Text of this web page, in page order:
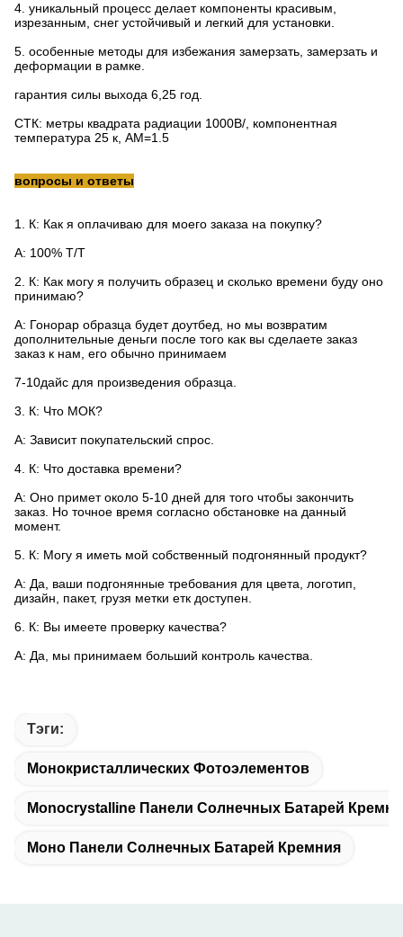
4. уникальный процесс делает компоненты красивым,
изрезанным, снег устойчивый и легкий для установки.
5. особенные методы для избежания замерзать, замерзать и
деформации в рамке.
гарантия силы выхода 6,25 год.
СТК: метры квадрата радиации 1000В/, компонентная
температура 25 к, АМ=1.5
вопросы и ответы
1. К: Как я оплачиваю для моего заказа на покупку?
А: 100% Т/Т
2. К: Как могу я получить образец и сколько времени буду оно
принимаю?
А: Гонорар образца будет доутбед, но мы возвратим
дополнительные деньги после того как вы сделаете заказ
заказ к нам, его обычно принимаем
7-10дайс для произведения образца.
3. К: Что МОК?
А: Зависит покупательский спрос.
4. К: Что доставка времени?
А: Оно примет около 5-10 дней для того чтобы закончить
заказ. Но точное время согласно обстановке на данный
момент.
5. К: Могу я иметь мой собственный подгонянный продукт?
А: Да, ваши подгонянные требования для цвета, логотип,
дизайн, пакет, грузя метки етк доступен.
6. К: Вы имеете проверку качества?
А: Да, мы принимаем больший контроль качества.
Тэги:
Монокристаллических Фотоэлементов
Monocrystalline Панели Солнечных Батарей
Моно Панели Солнечных Батарей Кремния